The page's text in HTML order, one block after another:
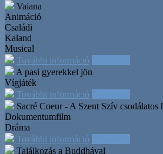
Vaiana
Animáció
Családi
Kaland
Musical
További információ
A pasi gyerekkel jön
Vígjáték
További információ
Sacré Coeur - A Szent Szív csodálatos
Dokumentumfilm
Dráma
További információ
Találkozás a Buddhával